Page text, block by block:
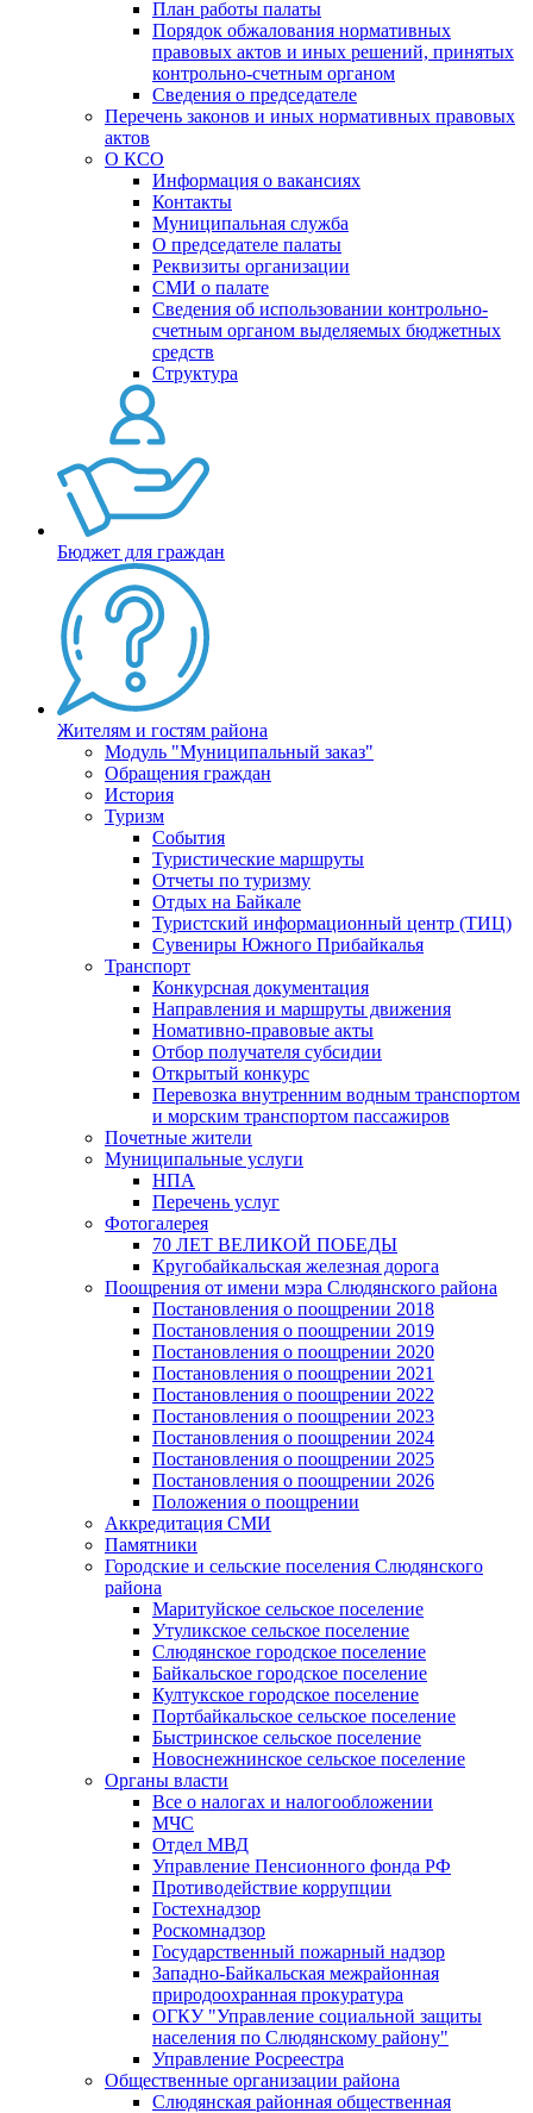
План работы палаты
Порядок обжалования нормативных
правовых актов и иных решений, принятых
контрольно-счетным органом
Сведения о председателе
Перечень законов и иных нормативных правовых
актов
О КСО
Информация о вакансиях
Контакты
Муниципальная служба
О председателе палаты
Реквизиты организации
СМИ о палате
Сведения об использовании контрольно-
счетным органом выделяемых бюджетных
средств
Структура
Бюджет для граждан
Жителям и гостям района
Модуль "Муниципальный заказ"
Обращения граждан
История
Туризм
События
Туристические маршруты
Отчеты по туризму
Отдых на Байкале
Туристский информационный центр (ТИЦ)
Сувениры Южного Прибайкалья
Транспорт
Конкурсная документация
Направления и маршруты движения
Номативно-правовые акты
Отбор получателя субсидии
Открытый конкурс
Перевозка внутренним водным транспортом
и морским транспортом пассажиров
Почетные жители
Муниципальные услуги
НПА
Перечень услуг
Фотогалерея
70 ЛЕТ ВЕЛИКОЙ ПОБЕДЫ
Кругобайкальская железная дорога
Поощрения от имени мэра Слюдянского района
Постановления о поощрении 2018
Постановления о поощрении 2019
Постановления о поощрении 2020
Постановления о поощрении 2021
Постановления о поощрении 2022
Постановления о поощрении 2023
Постановления о поощрении 2024
Постановления о поощрении 2025
Постановления о поощрении 2026
Положения о поощрении
Аккредитация СМИ
Памятники
Городские и сельские поселения Слюдянского
района
Маритуйское сельское поселение
Утуликское сельское поселение
Слюдянское городское поселение
Байкальское городское поселение
Култукское городское поселение
Портбайкальское сельское поселение
Быстринское сельское поселение
Новоснежнинское сельское поселение
Органы власти
Все о налогах и налогообложении
МЧС
Отдел МВД
Управление Пенсионного фонда РФ
Противодействие коррупции
Гостехнадзор
Роскомнадзор
Государственный пожарный надзор
Западно-Байкальская межрайонная
природоохранная прокуратура
ОГКУ "Управление социальной защиты
населения по Слюдянскому району"
Управление Росреестра
Общественные организации района
Слюдянская районная общественная